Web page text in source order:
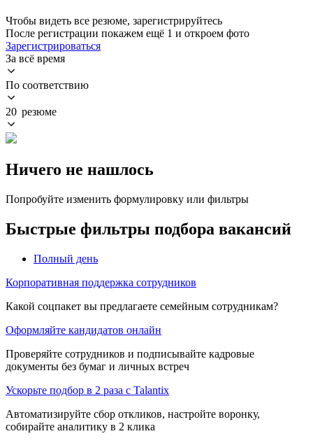
Чтобы видеть все резюме, зарегистрируйтесь
После регистрации покажем ещё 1 и откроем фото
Зарегистрироваться
За всё время
По соответствию
20 резюме
Ничего не нашлось
Попробуйте изменить формулировку или фильтры
Быстрые фильтры подбора вакансий
Полный день
Корпоративная поддержка сотрудников
Какой соцпакет вы предлагаете семейным сотрудникам?
Оформляйте кандидатов онлайн
Проверяйте сотрудников и подписывайте кадровые
документы без бумаг и личных встреч
Ускорьте подбор в 2 раза с Talantix
Автоматизируйте сбор откликов, настройте воронку,
собирайте аналитику в 2 клика